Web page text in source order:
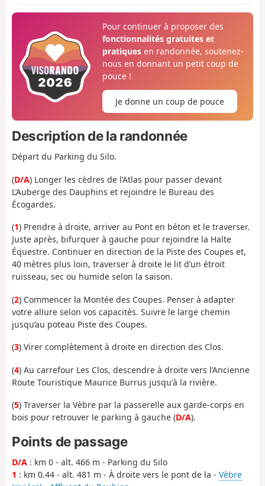
Pour continuer à proposer des
fonctionnalités gratuites et
pratiquesen randonnée, soutenez-
nous en donnant un petit coup de
pouce !
Je donne un coup de pouce
Description de la randonnée
Départ du Parking du Silo.
(D/A) Longer les cèdres de l’Atlas pour passer devant
L’Auberge des Dauphins et rejoindre le Bureau des
Écogardes.
(1) Prendre à droite, arriver au Pont en béton et le traverser.
Juste après, bifurquer à gauche pour rejoindre la Halte
Équestre. Continuer en direction de la Piste des Coupes et,
40 mètres plus loin, traverser à droite le lit d’un étroit
ruisseau, sec ou humide selon la saison.
(2) Commencer la Montée des Coupes. Penser à adapter
votre allure selon vos capacités. Suivre le large chemin
jusqu’au poteau Piste des Coupes.
(3) Virer complètement à droite en direction des Clos.
(4) Au carrefour Les Clos, descendre à droite vers l’Ancienne
Route Touristique Maurice Burrus jusqu'à la rivière.
(5) Traverser la Vèbre par la passerelle aux garde-corps en
bois pour retrouver le parking à gauche (D/A).
Points de passage
D/A : km 0 - alt. 466 m - Parking du Silo
1 : km 0.44 - alt. 481 m - À droite vers le pont de la - Vèbre